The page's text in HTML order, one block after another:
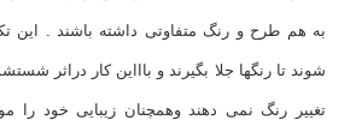
به هم طرح و رنگ متفاوتی داشته باشند . این
شوند تا رنگها جلا بگیرند و باااین کار دراثر
تغییر رنگ نمی دهند وهمچنان زیبایی خود